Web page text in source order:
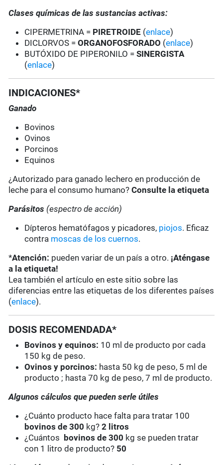
Clases químicas de las sustancias activas:
CIPERMETRINA = PIRETROIDE (enlace)
DICLORVOS = ORGANOFOSFORADO (enlace)
BUTÓXIDO DE PIPERONILO =SINERGISTA
(enlace)
INDICACIONES*
Ganado
Bovinos
Ovinos
Porcinos
Equinos
¿Autorizado para ganado lechero en producción de
leche para el consumo humano?Consulte la etiqueta
Parásitos (espectro de acción)
Dípteros hematófagos y picadores, piojos. Eficaz
contra moscas de los cuernos.
*Atención: pueden variar de un país a otro. ¡Aténgase
a la etiqueta!
Lea también el artículo en este sitio sobre las
diferencias entre las etiquetas de los diferentes países
(enlace).
DOSIS RECOMENDADA*
Bovinos y equinos: 10 ml de producto por cada
150 kg de peso.
Ovinos y porcinos: hasta 50 kg de peso, 5 ml de
producto ; hasta 70 kg de peso, 7 ml de producto.
Algunos cálculos que pueden serle útiles
¿Cuánto producto hace falta para tratar 100
bovinos de 300 kg? 2 litros
¿Cuántos bovinos de 300 kg se pueden tratar
con 1 litro de producto? 50